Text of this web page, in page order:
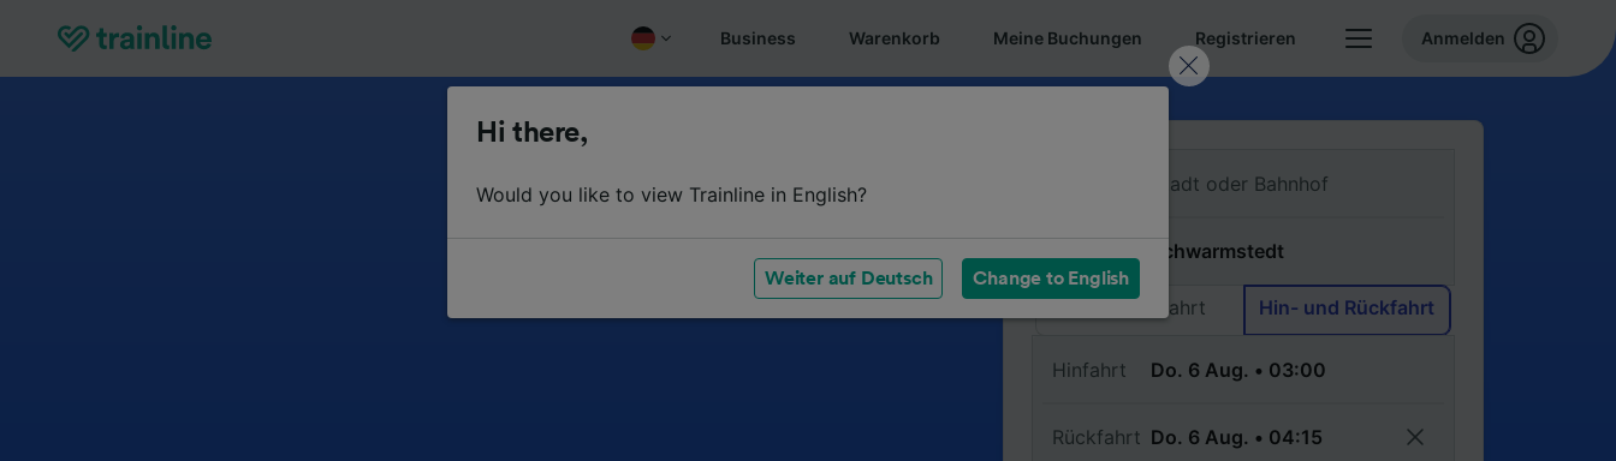
Business Warenkorb Meine Buchungen Registrieren Anmelden
Einfache Fahrt Hin- und Rückfahrt
Hinfahrt
Rückfahrt
Hi there,
Would you like to view Trainline in English?
Weiter auf Deutsch Change to English